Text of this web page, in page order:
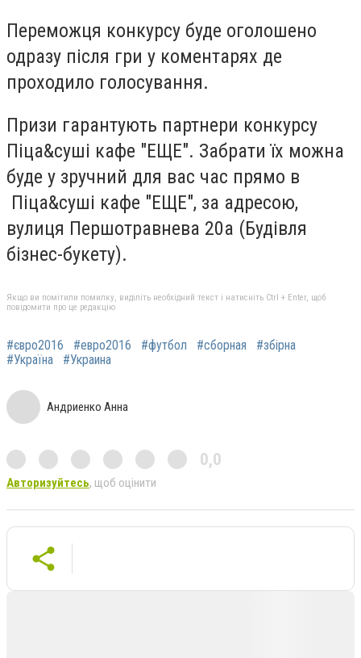
Переможця конкурсу буде оголошено
одразу після гри у коментарях де
проходило голосування.
Призи гарантують партнери конкурсу
Піца&суші кафе "ЕЩЕ". Забрати їх можна
буде у зручний для вас час прямо в
Піца&суші кафе "ЕЩЕ", за адресою,
вулиця Першотравнева 20а (Будівля
бізнес-букету).
Якщо ви помітили помилку, виділіть необхідний текст і натисніть Ctrl + Enter, щоб
повідомити про це редакцію
#євро2016 #евро2016 #футбол #сборная
#збірна
#Україна
#Украина
Андриенко Анна
0,0
Авторизуйтесь, щоб оцінити